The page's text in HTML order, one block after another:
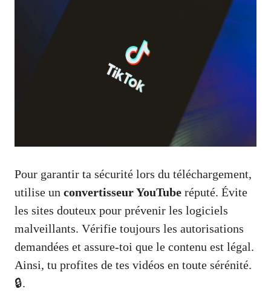
Pour garantir ta sécurité lors du téléchargement,
utilise un convertisseur YouTube réputé. Évite
les sites douteux pour prévenir les logiciels
malveillants. Vérifie toujours les autorisations
demandées et assure-toi que le contenu est légal.
Ainsi, tu profites de tes vidéos en toute sérénité.
🔒.